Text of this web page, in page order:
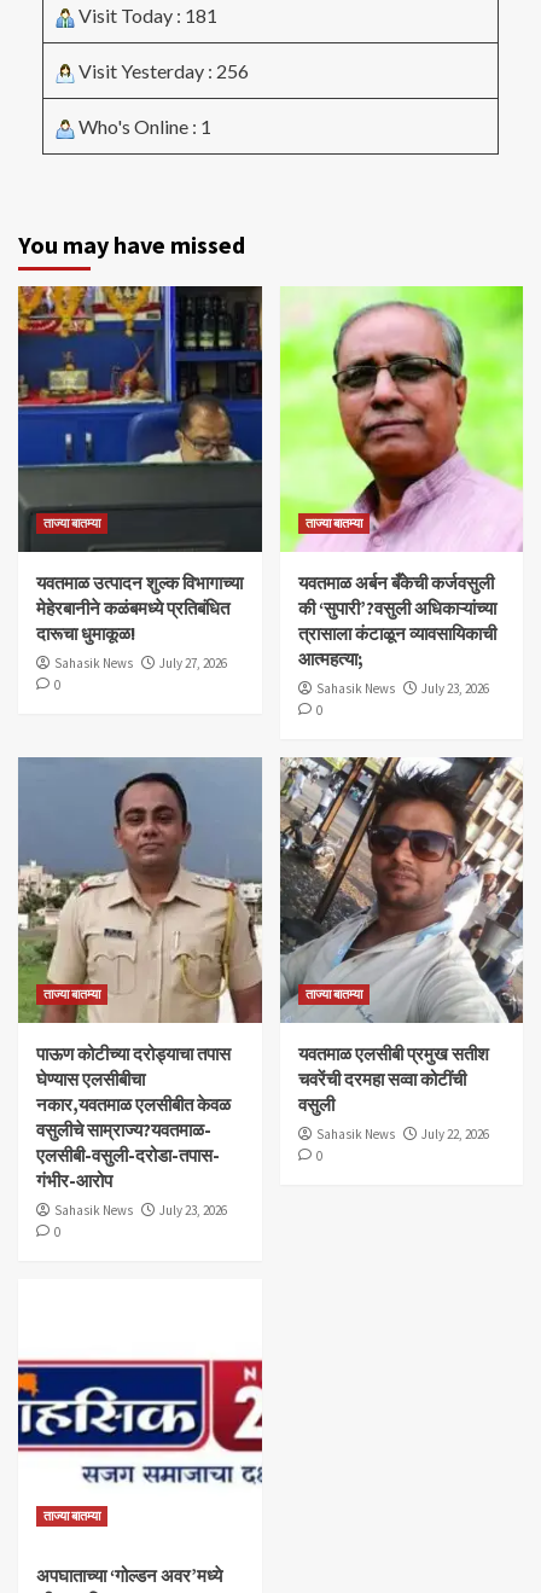
Visit Today : 181
Visit Yesterday : 256
Who's Online : 1
You may have missed
ताज्या बातम्या
यवतमाळ उत्पादन शुल्क विभागाच्या
मेहेरबानीने कळंबमध्ये प्रतिबंधित
दारूचा धुमाकूळ!
Sahasik News
July 27, 2026
0
ताज्या बातम्या
​यवतमाळ अर्बन बँकेची कर्जवसुली
की ‘सुपारी’?वसुली अधिकाऱ्यांच्या
त्रासाला कंटाळून व्यावसायिकाची
आत्महत्या;
Sahasik News
July 23, 2026
0
ताज्या बातम्या
पाऊण कोटीच्या दरोड्याचा तपास
घेण्यास एलसीबीचा
नकार,यवतमाळ एलसीबीत केवळ
वसुलीचे साम्राज्य?यवतमाळ-
एलसीबी-वसुली-दरोडा-तपास-
गंभीर-आरोप
Sahasik News
July 23, 2026
0
ताज्या बातम्या
यवतमाळ एलसीबी प्रमुख सतीश
चवरेंची दरमहा सव्वा कोटींची
वसुली
Sahasik News
July 22, 2026
0
ताज्या बातम्या
अपघाताच्या ‘गोल्डन अवर’मध्ये